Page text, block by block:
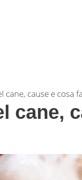
cane, cause e cosa
cane,